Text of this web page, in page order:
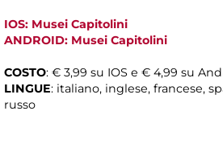
IOS: Musei Capitolini
ANDROID: Musei Capitolini
COSTO: € 3,99 su IOS e € 4,99 su
LINGUE: italiano, inglese, francese,
russo